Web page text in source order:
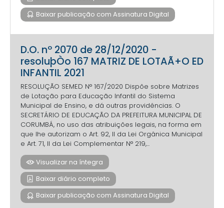
Baixar publicação com Assinatura Digital
D.O. nº 2070 de 28/12/2020 -
resoluþÒo 167 MATRIZ DE LOTAÃ+O ED
INFANTIL 2021
RESOLUÇÃO SEMED N° 167/2020 Dispõe sobre Matrizes
de Lotação para Educação Infantil do Sistema
Municipal de Ensino, e dá outras providências. O
SECRETÁRIO DE EDUCAÇÃO DA PREFEITURA MUNICIPAL DE
CORUMBÁ, no uso das atribuições legais, na forma em
que lhe autorizam o Art. 92, II da Lei Orgânica Municipal
e Art. 71, II da Lei Complementar N° 219,...
Visualizar na íntegra
Baixar diário completo
Baixar publicação com Assinatura Digital